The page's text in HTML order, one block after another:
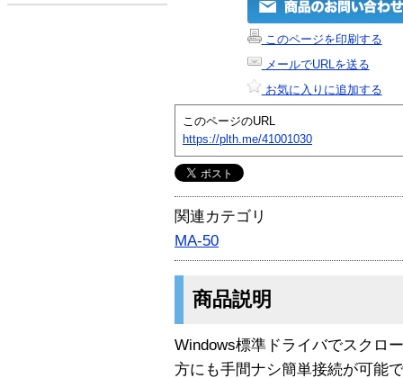
このページを印刷する
メールでURLを送る
お気に入りに追加する
このページのURL
https://plth.me/41001030
関連カテゴリ
MA-50
商品説明
Windows標準ドライバでスクロ
方にも手間ナシ簡単接続が可能